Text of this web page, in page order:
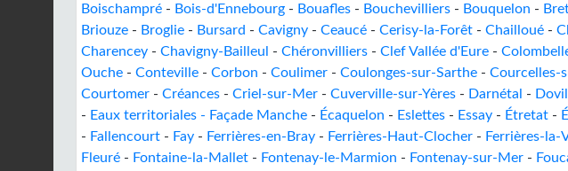
Boischampré - Bois-d'Ennebourg - Bouafles - Bouchevilliers - Bouquelon -
Briouze - Broglie - Bursard - Cavigny - Ceaucé - Cerisy-la-Forêt - Chailloué -
Charencey - Chavigny-Bailleul - Chéronvilliers - Clef Vallée d'Eure -
Ouche - Conteville - Corbon - Coulimer - Coulonges-sur-Sarthe - Courcelles-
Courtomer - Créances - Criel-sur-Mer - Cuverville-sur-Yères - Darnétal -
- Eaux territoriales - Façade Manche - Écaquelon - Eslettes - Essay - Étretat -
- Fallencourt - Fay - Ferrières-en-Bray - Ferrières-Haut-Clocher - Ferrières-la-
Fleuré - Fontaine-la-Mallet - Fontenay-le-Marmion - Fontenay-sur-Mer -